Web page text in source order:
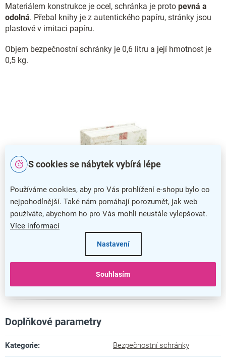
S cookies se nábytek vybírá lépe
Používáme cookies, aby pro Vás prohlížení e-shopu bylo co
nejpohodlnější. Také nám pomáhají porozumět, jak web
používáte, abychom ho pro Vás mohli neustále vylepšovat.
Více informací
Nastavení
Souhlasím
Materiálem konstrukce je ocel, schránka je proto pevná a
odolná. Přebal knihy je z autentického papíru, stránky jsou
plastové v imitaci papíru.
Objem bezpečnostní schránky je 0,6 litru a její hmotnost je
0,5 kg.
Schránka se stane skvělou součástí vaší knihovny
Doplňkové parametry
Kategorie: Bezpečnostní schránky